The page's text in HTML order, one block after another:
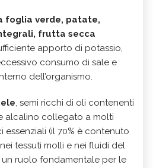
foglia verde, patate,
frutta secca
apporto di potassio,
consumo di sale e
dell’organismo.
, semi ricchi di oli contenenti
alcalino collegato a molti
essenziali (il 70% è contenuto
tessuti molli e nei fluidi del
ruolo fondamentale per le